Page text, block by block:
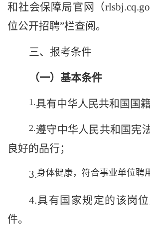
和社会保障局官网（
位公开招聘”栏查阅。
三、 报考条件
（一）基本条件
1.具有中华人民共和国国籍
2.遵守中华人民共和国宪
良好的品行；
3.身体健康，符合事业单位聘
4.具有 国家规定的该岗
件。